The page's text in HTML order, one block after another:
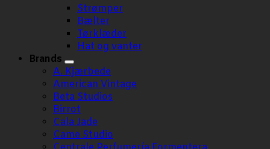
Strømper
Bælter
Tørklæder
Hat og vanter
Brands
A. Kjærbede
American Vintage
Beta Studios
Birrot
Cala Jade
Came Studio